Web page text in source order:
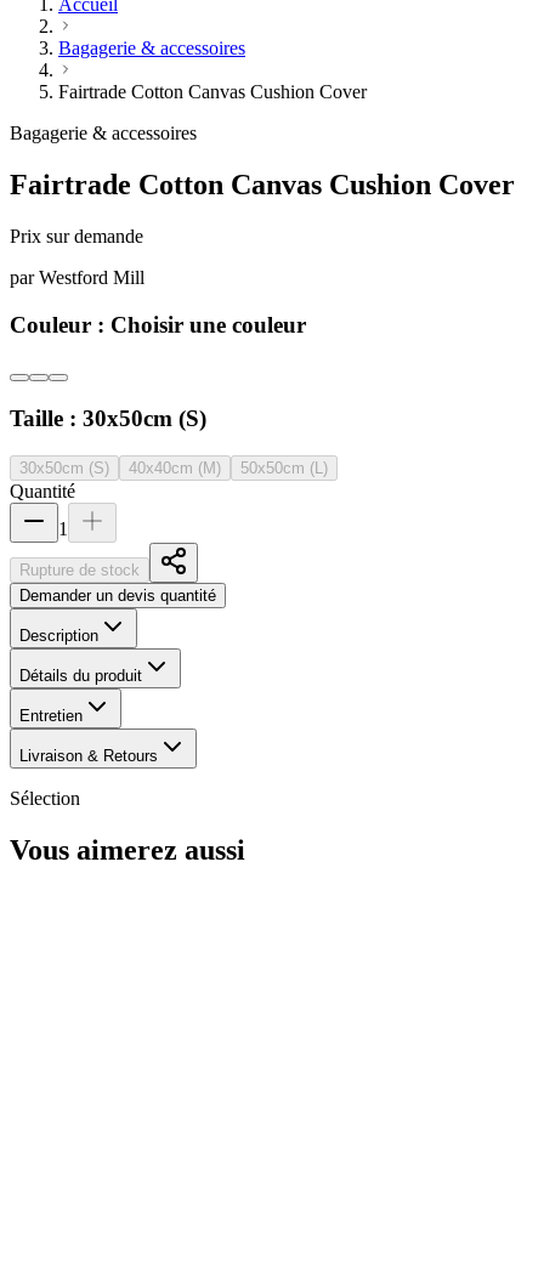
Accueil
Bagagerie & accessoires
Fairtrade Cotton Canvas Cushion Cover
Bagagerie & accessoires
Fairtrade Cotton Canvas Cushion Cover
Prix sur demande
par Westford Mill
Couleur : Choisir une couleur
Taille : 30x50cm (S)
30x50cm (S) 40x40cm (M) 50x50cm (L)
Quantité
1
Rupture de stock
Demander un devis quantité
Description
Détails du produit
Entretien
Livraison & Retours
Sélection
Vous aimerez aussi